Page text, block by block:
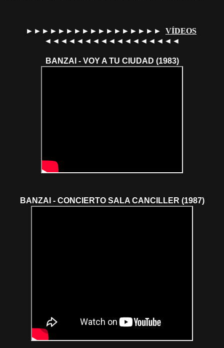
►►►►►►►►►►►►►►►►► VÍDEOS
◄◄◄◄◄◄◄◄◄◄◄◄◄◄◄◄◄
BANZAI - VOY A TU CIUDAD (1983)
BANZAI - CONCIERTO SALA CANCILLER (1987)